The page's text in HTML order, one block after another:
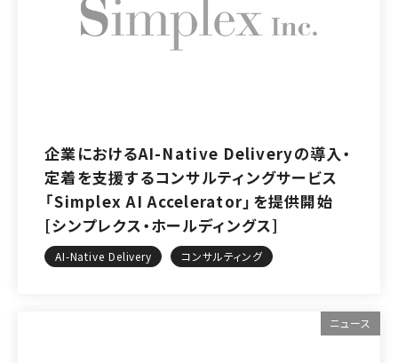
企業におけるAI-Native Deliveryの導入・
定着を支援するコンサルティングサービス
「Simplex AI Accelerator」を提供開始
[シンプレクス・ホールディングス]
AI-Native Delivery コンサルティング
ニュース